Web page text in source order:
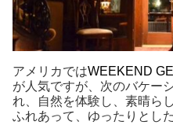
アメリカではWEEKEND
が人気ですが、次のバケー
れ、自然を体験し、素晴ら
ふれあって、ゆったりとし